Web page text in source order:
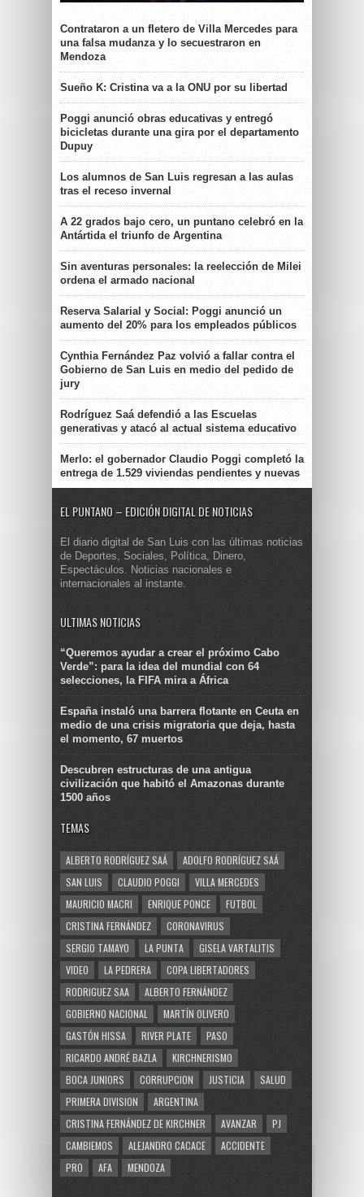
Contrataron a un fletero de Villa Mercedes para
una falsa mudanza y lo secuestraron en
Mendoza
Sueño K: Cristina va a la ONU por su libertad
Poggi anunció obras educativas y entregó
bicicletas durante una gira por el departamento
Dupuy
Los alumnos de San Luis regresan a las aulas
tras el receso invernal
A 22 grados bajo cero, un puntano celebró en la
Antártida el triunfo de Argentina
Sin aventuras personales: la reelección de Milei
ordena el armado nacional
Reserva Salarial y Social: Poggi anunció un
aumento del 20% para los empleados públicos
Cynthia Fernández Paz volvió a fallar contra el
Gobierno de San Luis en medio del pedido de
jury
Rodríguez Saá defendió a las Escuelas
generativas y atacó al actual sistema educativo
Merlo: el gobernador Claudio Poggi completó la
entrega de 1.529 viviendas pendientes y nuevas
EL PUNTANO – EDICIÓN DIGITAL DE NOTICIAS
El diario digital de San Luis con las últimas noticias
de Deportes, Sociales, Política, Dinero,
Espectáculos. Noticias nacionales e
internacionales al instante.
ULTIMAS NOTICIAS
“Queremos ayudar a crear el próximo Cabo
Verde”: para la idea del mundial con 64
selecciones, la FIFA mira a África
España instaló una barrera flotante en Ceuta en
medio de una crisis migratoria que deja, hasta
el momento, 67 muertos
Descubren estructuras de una antigua
civilización que habitó el Amazonas durante
1500 años
TEMAS
ALBERTO RODRÍGUEZ SAÁ
ADOLFO RODRÍGUEZ SAÁ
SAN LUIS
CLAUDIO POGGI
VILLA MERCEDES
MAURICIO MACRI
ENRIQUE PONCE
FUTBOL
CRISTINA FERNÁNDEZ
CORONAVIRUS
SERGIO TAMAYO
LA PUNTA
GISELA VARTALITIS
VIDEO
LA PEDRERA
COPA LIBERTADORES
RODRIGUEZ SAA
ALBERTO FERNÁNDEZ
GOBIERNO NACIONAL
MARTÍN OLIVERO
GASTÓN HISSA
RIVER PLATE
PASO
RICARDO ANDRÉ BAZLA
KIRCHNERISMO
BOCA JUNIORS
CORRUPCION JUSTICIA
SALUD
PRIMERA DIVISION
ARGENTINA
CRISTINA FERNÁNDEZ DE KIRCHNER
AVANZAR
PJ
CAMBIEMOS
ALEJANDRO CACACE
ACCIDENTE
PRO
AFA MENDOZA